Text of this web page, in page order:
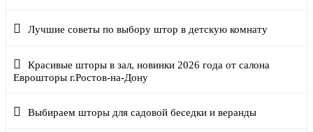
Лучшие советы по выбору штор в детскую комнату
Красивые шторы в зал, новинки 2026 года от салона
Еврошторы г.Ростов-на-Дону
Выбираем шторы для садовой беседки и веранды